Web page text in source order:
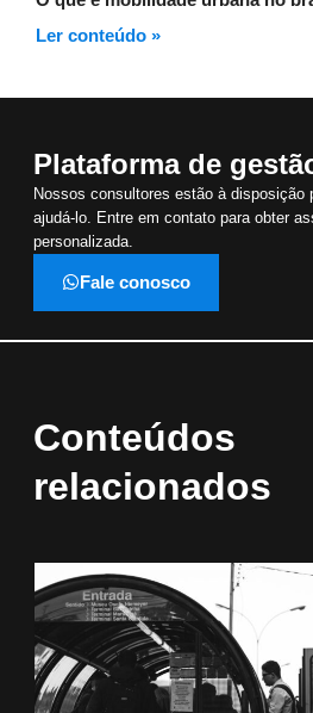
Ler conteúdo »
Plataforma de
Nossos consultores estão à disposição
ajudá-lo. Entre em contato para obter
personalizada.
Fale conosco
Conteúdos
relacionados